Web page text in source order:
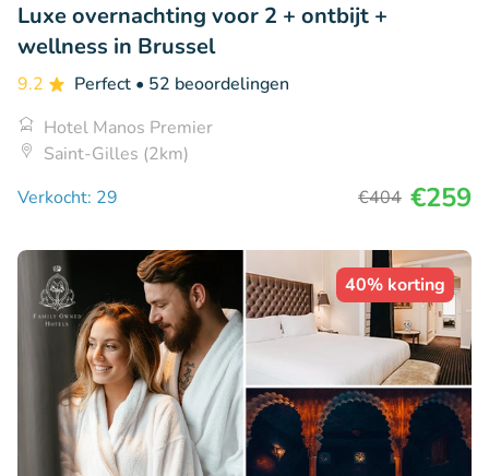
Luxe overnachting voor 2 + ontbijt +
wellness in Brussel
9.2 Perfect • 52 beoordelingen
Hotel Manos Premier
Saint-Gilles (2km)
Verkocht: 29
€404 €259
40% korting